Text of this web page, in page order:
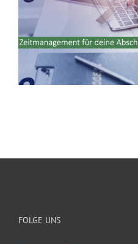
FOLGE UNS